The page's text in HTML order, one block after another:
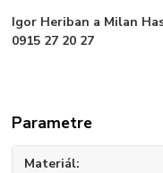
Igor Heriban a Milan
0915 27 20 27
Parametre
Materiál